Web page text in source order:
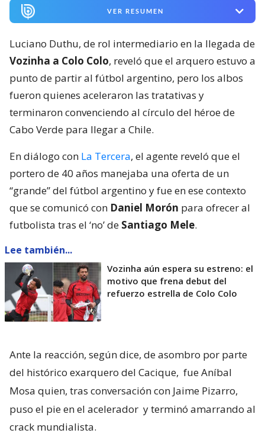
VER RESUMEN
Luciano Duthu, de rol intermediario en la llegada de
Vozinha a Colo Colo, reveló que el arquero estuvo a
punto de partir al fútbol argentino, pero los albos
fueron quienes aceleraron las tratativas y
terminaron convenciendo al círculo del héroe de
Cabo Verde para llegar a Chile.
En diálogo con La Tercera, el agente reveló que el
portero de 40 años manejaba una oferta de un
“grande” del fútbol argentino y fue en ese contexto
que se comunicó con Daniel Morón para ofrecer al
futbolista tras el ‘no’ de Santiago Mele.
Lee también...
Vozinha aún espera su estreno: el
motivo que frena debut del
refuerzo estrella de Colo Colo
Ante la reacción, según dice, de asombro por parte
del histórico exarquero del Cacique, fue Aníbal
Mosa quien, tras conversación con Jaime Pizarro,
puso el pie en el acelerador y terminó amarrando al
crack mundialista.